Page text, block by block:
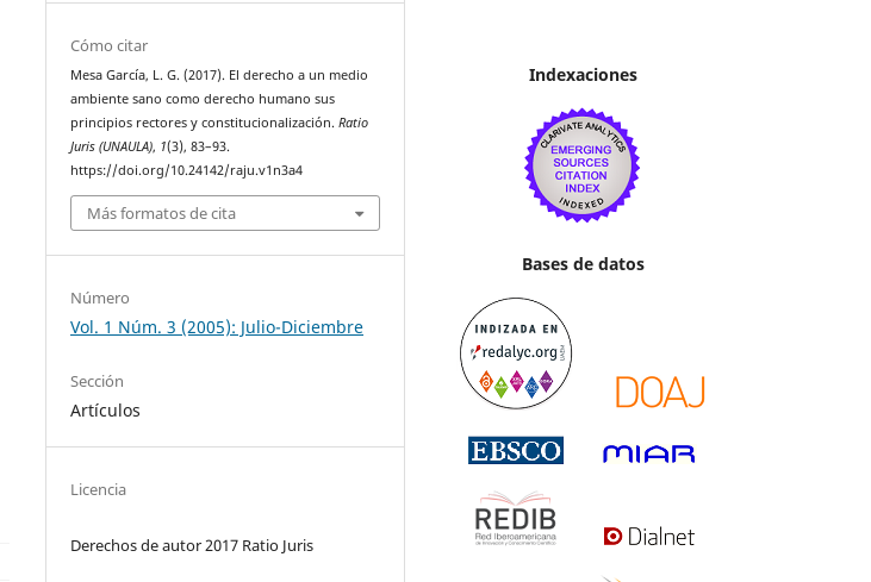
Cómo citar
Mesa García, L. G. (2017). El derecho a un medio
ambiente sano como derecho humano sus
principios rectores y constitucionalización.Ratio
Juris (UNAULA), 1(3), 83–93.
https://doi.org/10.24142/raju.v1n3a4
Más formatos de cita
Número
Vol. 1 Núm. 3 (2005): Julio-Diciembre
Sección
Artículos
Licencia
Derechos de autor 2017 Ratio Juris
Indexaciones
Bases de datos